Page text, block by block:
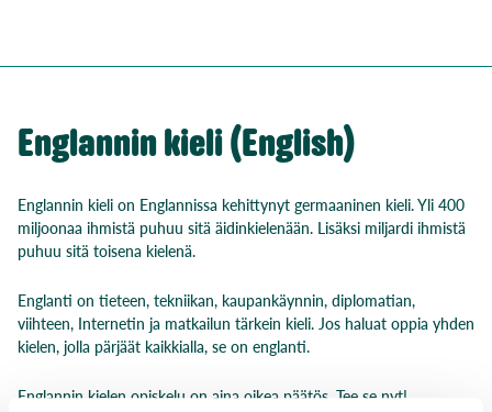
Englannin kieli (English)
Englannin kieli on Englannissa kehittynyt germaaninen kieli. Yli 400
miljoonaa ihmistä puhuu sitä äidinkielenään. Lisäksi miljardi ihmistä
puhuu sitä toisena kielenä.
Englanti on tieteen, tekniikan, kaupankäynnin, diplomatian,
viihteen, Internetin ja matkailun tärkein kieli. Jos haluat oppia yhden
kielen, jolla pärjäät kaikkialla, se on englanti.
Englannin kielen opiskelu on aina oikea päätös. Tee se nyt!